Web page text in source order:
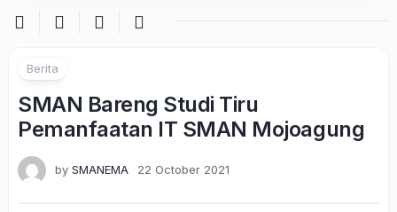
Berita
SMAN Bareng Studi Tiru
Pemanfaatan IT SMAN Mojoagung
by SMANEMA 22 October 2021